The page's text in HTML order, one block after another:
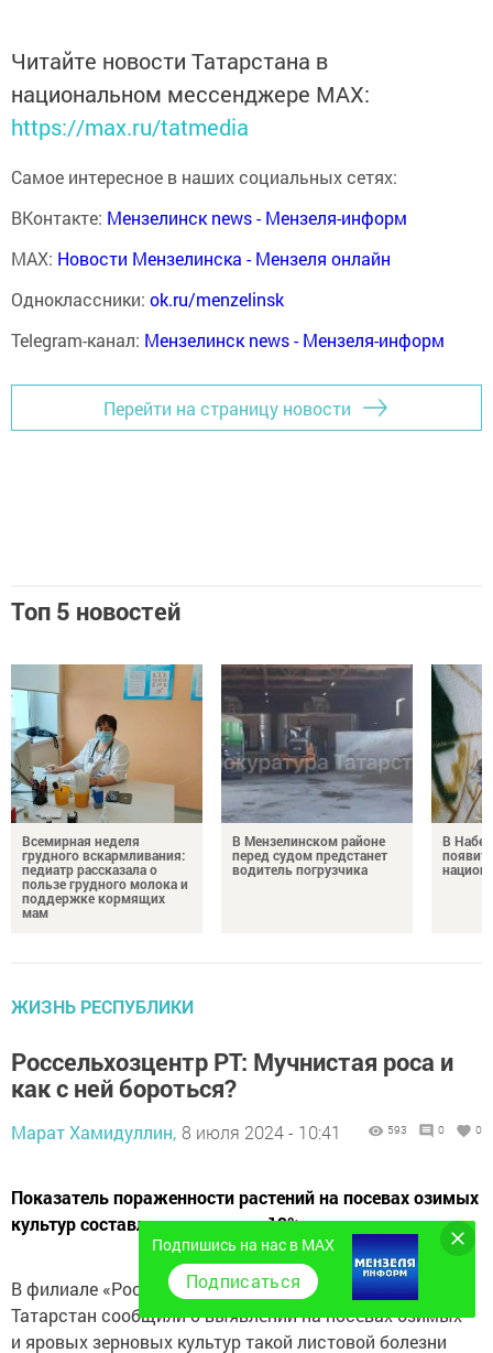
Читайте новости Татарстана в
национальном мессенджере MАХ:
https://max.ru/tatmedia
Самое интересное в наших социальных сетях:
ВКонтакте: Мензелинск news - Мензеля-информ
MAX: Новости Мензелинска - Мензеля онлайн
Одноклассники: ok.ru/menzelinsk
Telegram-канал: Мензелинск news - Мензеля-информ
Перейти на страницу новости
Топ 5 новостей
Всемирная неделя
грудного вскармливания:
педиатр рассказала о
пользе грудного молока и
поддержке кормящих
мам
В Мензелинском районе
перед судом предстанет
водитель погрузчика
В
ЖИЗНЬ РЕСПУБЛИКИ
Россельхозцентр РТ: Мучнистая роса и
как с ней бороться?
Марат Хамидуллин, 8 июля 2024 - 10:41 593 0 0
Показатель пораженности растений на посевах озимых
культур составляет в среднем 12%
В филиале «Россельхозцентра» по Республике
Татарстан сообщили о выявлении на посевах озимых
и яровых зерновых культур такой листовой болезни
Подпишись на нас в MAX
Подписаться